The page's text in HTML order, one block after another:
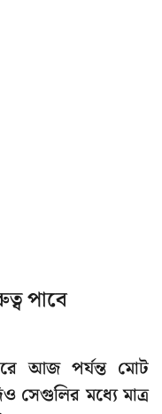
পাবে
আজ পর্যন্ত মোট
সেগুলির মধ্যে মাত্র